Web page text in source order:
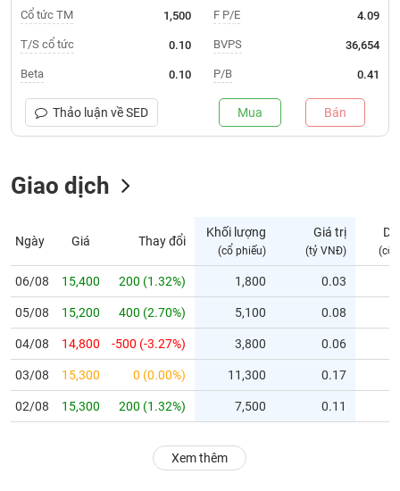
thái
cổ
phiếu
Quy
mô
trường
Niêm
mới
Niêm
yết
bổ
sung
Hủy
niêm
Cổ tức TM 1,500
T/S cổ tức 0.10
Beta 0.10
F P/E 4.09
BVPS 36,654
P/B 0.41
Thảo luận vềSED Mua Bán
Giao dịch
Ngày Giá Thay đổi
Khối lượng
(cổ phiếu)
Giá trị
(tỷ VNĐ) (cổ
06/08 15,400 200 (1.32%) 1,800 0.03
05/08 15,200 400 (2.70%) 5,100 0.08
04/08 14,800 -500 (-3.27%) 3,800 0.06
03/08 15,300 0 (0.00%) 11,300 0.17
02/08 15,300 200 (1.32%) 7,500 0.11
Xem thêm
NGÀNH
DOANH
PHIẾU
PHÁI
SINH
TRÁI
PHIẾU